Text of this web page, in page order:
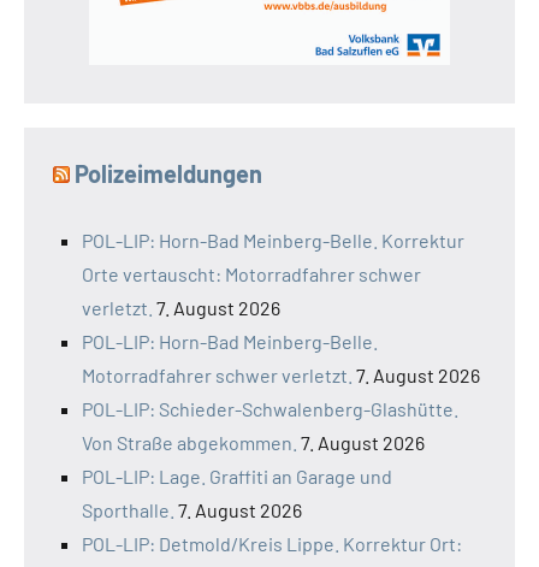
Polizeimeldungen
POL-LIP: Horn-Bad Meinberg-Belle. Korrektur
Orte vertauscht: Motorradfahrer schwer
verletzt. 7. August 2026
POL-LIP: Horn-Bad Meinberg-Belle.
Motorradfahrer schwer verletzt. 7. August 2026
POL-LIP: Schieder-Schwalenberg-Glashütte.
Von Straße abgekommen. 7. August 2026
POL-LIP: Lage. Graffiti an Garage und
Sporthalle. 7. August 2026
POL-LIP: Detmold/Kreis Lippe. Korrektur Ort: